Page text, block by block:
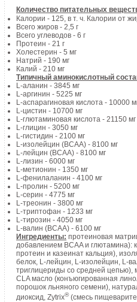
Количество питательных
Калории - 125, в т. ч. Калории от
Всего жиров - 2,5 г
Всего углеводов - 6 г
Протеин - 21 г
Холестерин - 5 мг
Натрий - 190 мг
Калий - 210 мг
Типичный аминокислотный
L-аланин - 3845 мг
L-аргинин - 5225 мг
L-аспарагиновая кислота - 10000
L-цистин - 10700 мг
L-глютаминовая кислота - 21150 мг
L-глицин - 3050 мг
L-гистидин - 2100 мг
L-изолейцин (BCAA) - 8100 мг
L-лейцин (BCAA) - 8100 мг
L-лизин - 6000 мг
L-метионин - 1350 мг
L-фенилаланин - 4100 мг
L-пролин - 5200 мг
L-серин - 4775 мг
L-треонин - 3800 мг
L-триптофан - 1233 мг
L-тирозин - 4050 мг
L-валин (BCAA) - 6100 мг
Ингредиенты: протеиновая
добавлением BCAA и глютамина):
протеин и казеинат кальция),
белок, L-лейцин, L-изолейцин, L-
триглицериды со средней цепью),
CLA масло (конъюгированная
порошок льняного семени),
диоксид, Zytrix®(смесь